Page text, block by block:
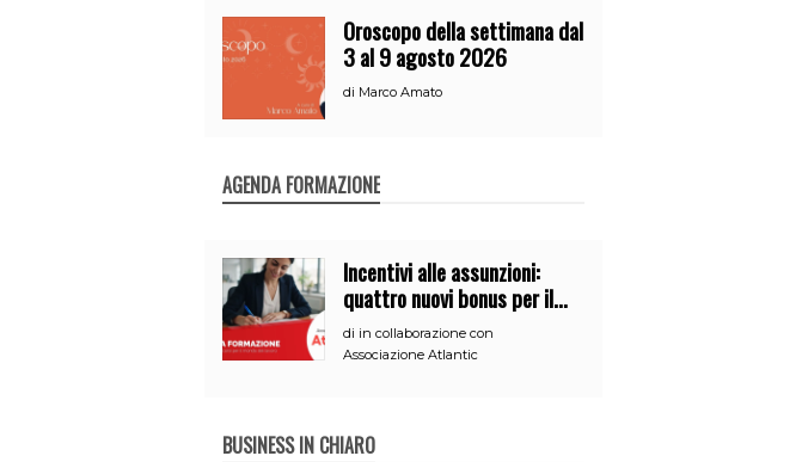
Oroscopo della settimana dal
3 al 9 agosto 2026
di Marco Amato
AGENDA FORMAZIONE
Incentivi alle assunzioni:
quattro nuovi bonus per il
2026
di in collaborazione con
Associazione Atlantic
BUSINESS IN CHIARO